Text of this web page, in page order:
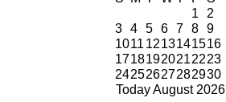
1
2
3 4 5 6 7 8 9
1011 1213141516
17181920212223
24252627282930
Today August 2026